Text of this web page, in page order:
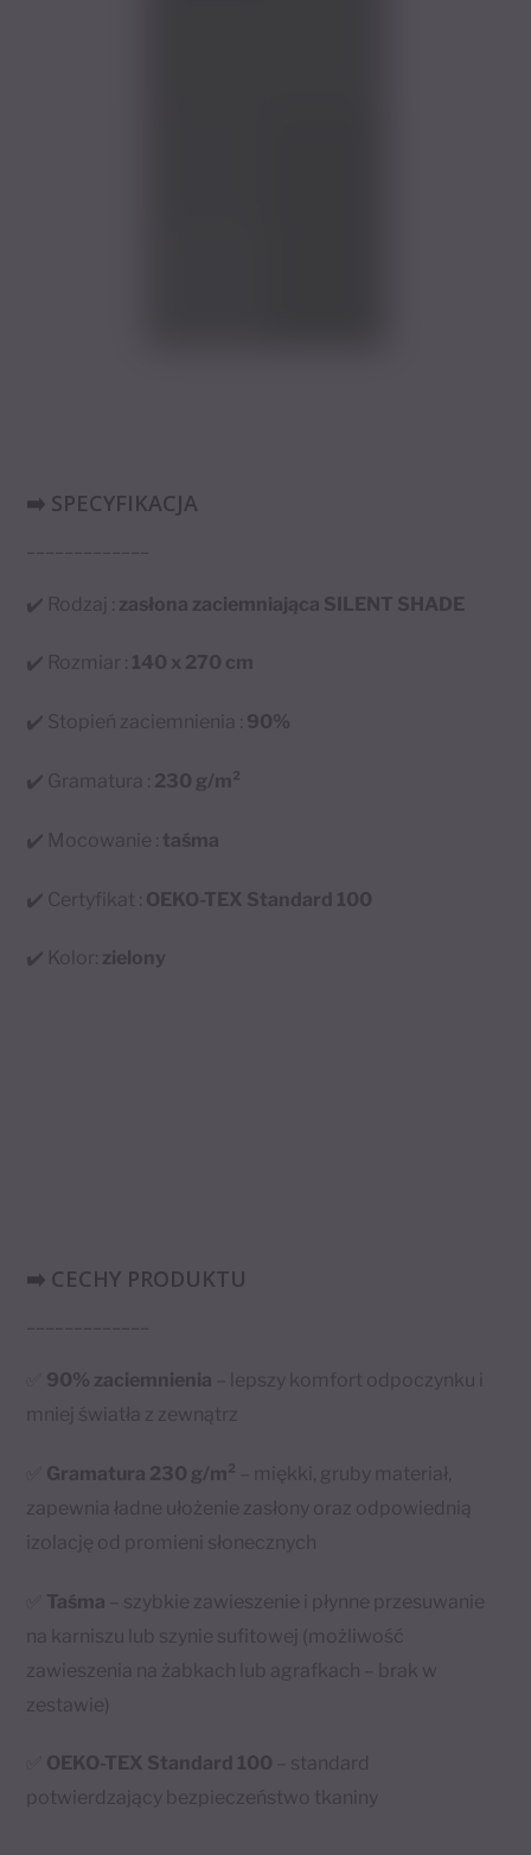
➡️ SPECYFIKACJA
✔️ Rodzaj : zasłona zaciemniająca SILENT SHADE
✔️ Rozmiar : 140 x 270 cm
✔️ Stopień zaciemnienia : 90%
✔️ Gramatura : 230 g/m²
✔️ Mocowanie : taśma
✔️ Certyfikat : OEKO-TEX Standard 100
✔️ Kolor: zielony
➡️ CECHY PRODUKTU
90% zaciemnienia – lepszy komfort odpoczynku i
mniej światła z zewnątrz
Gramatura 230 g/m² – miękki, gruby materiał,
zapewnia ładne ułożenie zasłony oraz odpowiednią
izolację od promieni słonecznych
Taśma – szybkie zawieszenie i płynne przesuwanie
na karniszu lub szynie sufitowej (możliwość
zawieszenia na żabkach lub agrafkach – brak w
zestawie)
OEKO-TEX Standard 100 – standard
potwierdzający bezpieczeństwo tkaniny